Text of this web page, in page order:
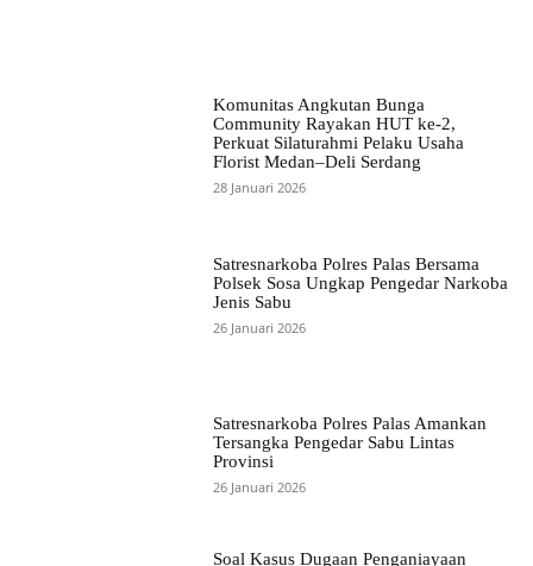
Komunitas Angkutan Bunga
Community Rayakan HUT ke-2,
Perkuat Silaturahmi Pelaku Usaha
Florist Medan–Deli Serdang
28 Januari 2026
Satresnarkoba Polres Palas Bersama
Polsek Sosa Ungkap Pengedar Narkoba
Jenis Sabu
26 Januari 2026
Satresnarkoba Polres Palas Amankan
Tersangka Pengedar Sabu Lintas
Provinsi
26 Januari 2026
Soal Kasus Dugaan Penganiayaan